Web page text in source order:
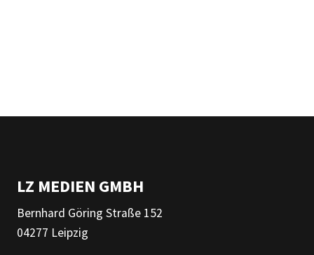
LZ MEDIEN GMBH
Bernhard Göring Straße 152
04277 Leipzig